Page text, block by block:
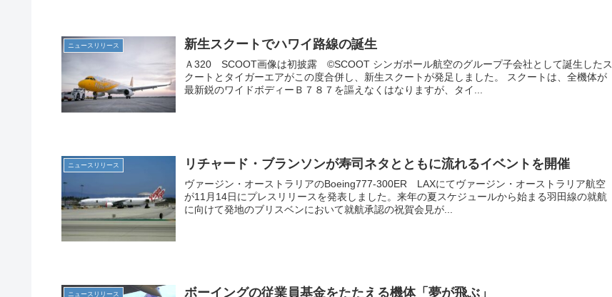
ニュースリリース 新生スクートでハワイ路線の誕生
Ａ320 SCOOT画像は初披露 ©SCOOT シンガポール航空のグループ子会社として誕生したス
クートとタイガーエアがこの度合併し、新生スクートが発足しました。 スクートは、全機体が
最新鋭のワイドボディーＢ７８７を謳えなくはなりますが、タイ...
ニュースリリース リチャード・ブランソンが寿司ネタとともに流れるイベントを開催
ヴァージン・オーストラリアのBoeing777-300ER LAXにてヴァージン・オーストラリア航空
が11月14日にプレスリリースを発表しました。来年の夏スケジュールから始まる羽田線の就航
に向けて発地のブリスベンにおいて就航承認の祝賀会見が...
ニュースリリース ボーイングの従業員基金をたたえる機体「夢が飛ぶ」